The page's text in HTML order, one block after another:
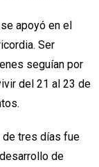
apoyó en el
Ser
seguían por
del 21 al 23 de
tres días fue
de